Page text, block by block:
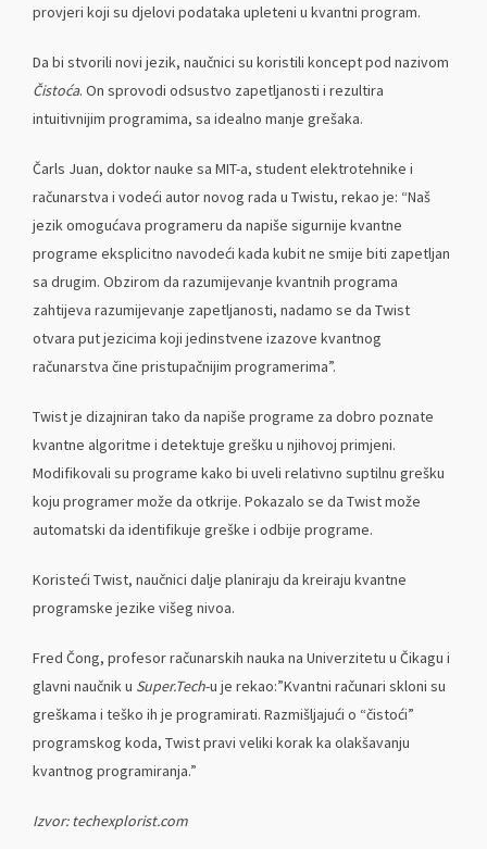
provjeri koji su djelovi podataka upleteni u kvantni program.
Da bi stvorili novi jezik, naučnici su koristili koncept pod nazivom
Čistoća. On sprovodi odsustvo zapetljanosti i rezultira
intuitivnijim programima, sa idealno manje grešaka.
Čarls Juan, doktor nauke sa MIT-a, student elektrotehnike i
računarstva i vodeći autor novog rada u Twistu, rekao je: “Naš
jezik omogućava programeru da napiše sigurnije kvantne
programe eksplicitno navodeći kada kubit ne smije biti zapetljan
sa drugim. Obzirom da razumijevanje kvantnih programa
zahtijeva razumijevanje zapetljanosti, nadamo se da Twist
otvara put jezicima koji jedinstvene izazove kvantnog
računarstva čine pristupačnijim programerima”.
Twist je dizajniran tako da napiše programe za dobro poznate
kvantne algoritme i detektuje grešku u njihovoj primjeni.
Modifikovali su programe kako bi uveli relativno suptilnu grešku
koju programer može da otkrije. Pokazalo se da Twist može
automatski da identifikuje greške i odbije programe.
Koristeći Twist, naučnici dalje planiraju da kreiraju kvantne
programske jezike višeg nivoa.
Fred Čong, profesor računarskih nauka na Univerzitetu u Čikagu i
glavni naučnik u Super.Tech-u je rekao:”Kvantni računari skloni su
greškama i teško ih je programirati. Razmišljajući o “čistoći”
programskog koda, Twist pravi veliki korak ka olakšavanju
kvantnog programiranja.”
Izvor:techexplorist.com